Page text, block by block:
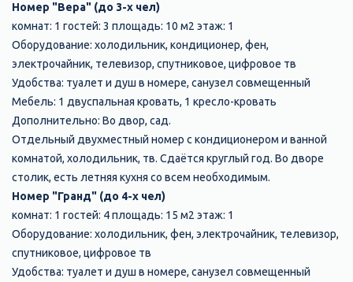
Номер "Вера" (до 3-х чел)
комнат: 1 гостей: 3 площадь: 10 м2 этаж: 1
Оборудование: холодильник, кондиционер, фен,
электрочайник, телевизор, спутниковое, цифровое тв
Удобства: туалет и душ в номере, санузел совмещенный
Мебель: 1 двуспальная кровать, 1 кресло-кровать
Дополнительно: Во двор, сад.
Отдельный двухместный номер с кондиционером и ванной
комнатой, холодильник, тв. Сдаётся круглый год. Во дворе
столик, есть летняя кухня со всем необходимым.
Номер "Гранд" (до 4-х чел)
комнат: 1 гостей: 4 площадь: 15 м2 этаж: 1
Оборудование: холодильник, фен, электрочайник, телевизор,
спутниковое, цифровое тв
Удобства: туалет и душ в номере, санузел совмещенный